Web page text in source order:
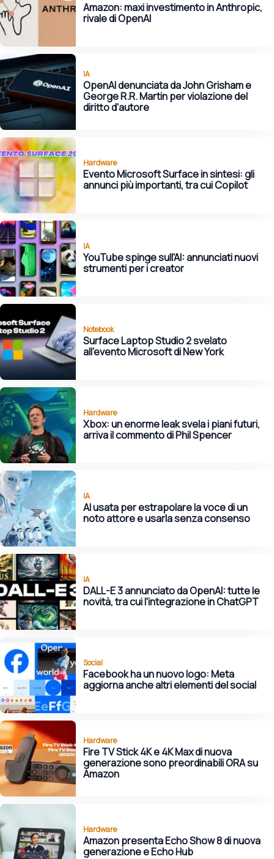
Amazon: maxi investimento in Anthropic,
rivale di OpenAI
IA
OpenAI denunciata da John Grisham e
George R.R. Martin per violazione del
diritto d'autore
Hardware
Evento Microsoft Surface in sintesi: gli
annunci più importanti, tra cui Copilot
IA
YouTube spinge sull'AI: annunciati nuovi
strumenti per i creator
Notebook
Surface Laptop Studio 2 svelato
all'evento Microsoft di New York
Hardware
Xbox: un enorme leak svela i piani futuri,
arriva il commento di Phil Spencer
IA
AI usata per estrapolare la voce di un
noto attore e usarla senza consenso
IA
DALL-E 3 annunciato da OpenAI: tutte le
novità, tra cui l'integrazione in ChatGPT
Social
Facebook ha un nuovo logo: Meta
aggiorna anche altri elementi del social
Hardware
Fire TV Stick 4K e 4K Max di nuova
generazione sono preordinabili ORA su
Amazon
Hardware
Amazon presenta Echo Show 8 di nuova
generazione e Echo Hub